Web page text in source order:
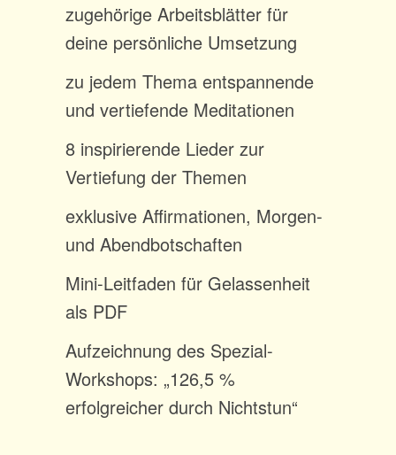
zugehörige Arbeitsblätter für
deine persönliche Umsetzung
zu jedem Thema entspannende
und vertiefende Meditationen
8 inspirierende Lieder zur
Vertiefung der Themen
exklusive Affirmationen, Morgen-
und Abendbotschaften
Mini-Leitfaden für Gelassenheit
als PDF
Aufzeichnung des Spezial-
Workshops: „126,5 %
erfolgreicher durch Nichtstun“